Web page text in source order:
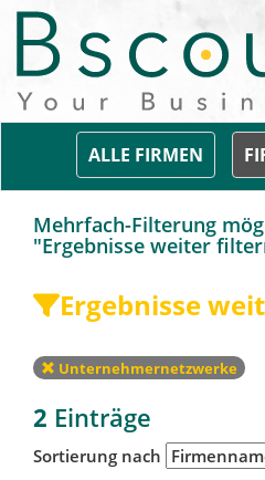
ALLE FIRMEN
Mehrfach-Filterung
"Ergebnisse weiter
Ergebnisse
Unternehmernetzwerke
2 Einträge
Sortierung nach